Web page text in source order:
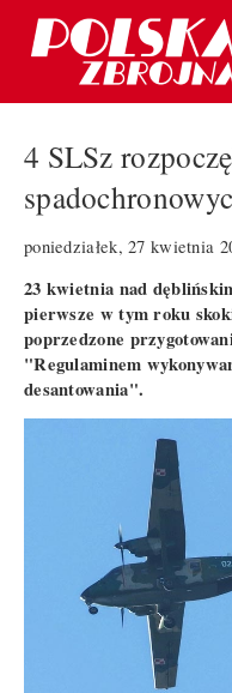
4 SLSz
poniedziałek, 27 kwietnia
23 kwietnia nad
pierwsze w tym roku
poprzedzone
"Regulaminem
desantowania".